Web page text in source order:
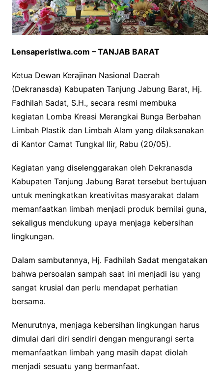
Lensaperistiwa.com – TANJAB BARAT
Ketua Dewan Kerajinan Nasional Daerah
(Dekranasda) Kabupaten Tanjung Jabung Barat, Hj.
Fadhilah Sadat, S.H., secara resmi membuka
kegiatan Lomba Kreasi Merangkai Bunga Berbahan
Limbah Plastik dan Limbah Alam yang dilaksanakan
di Kantor Camat Tungkal Ilir, Rabu (20/05).
Kegiatan yang diselenggarakan oleh Dekranasda
Kabupaten Tanjung Jabung Barat tersebut bertujuan
untuk meningkatkan kreativitas masyarakat dalam
memanfaatkan limbah menjadi produk bernilai guna,
sekaligus mendukung upaya menjaga kebersihan
lingkungan.
Dalam sambutannya, Hj. Fadhilah Sadat mengatakan
bahwa persoalan sampah saat ini menjadi isu yang
sangat krusial dan perlu mendapat perhatian
bersama.
Menurutnya, menjaga kebersihan lingkungan harus
dimulai dari diri sendiri dengan mengurangi serta
memanfaatkan limbah yang masih dapat diolah
menjadi sesuatu yang bermanfaat.